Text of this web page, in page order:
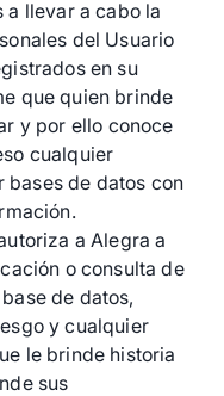
a llevar a cabo la
del Usuario
en su
que quien brinde
y por ello conoce
cualquier
bases de datos con
a Alegra a
o consulta de
de datos,
y cualquier
le brinde historia
sus